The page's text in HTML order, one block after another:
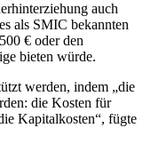
auch
als SMIC bekannten
€ oder den
bieten würde.
werden, indem „die
die Kosten für
Kapitalkosten“, fügte